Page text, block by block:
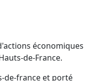
économiques
de-France.
de-france et porté